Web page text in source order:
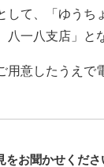
して、「ゆう
一八支店」と
用意したうえで
をお聞かせくださ